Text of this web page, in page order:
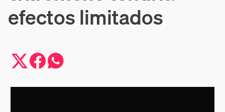
efectos limitados